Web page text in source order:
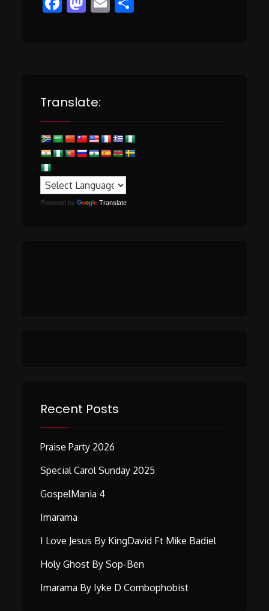
Translate:
Powered by Translate
Recent Posts
Praise Party 2026
Special Carol Sunday 2025
GospelMania 4
Imarama
I Love Jesus By KingDavid Ft Mike Badiel
Holy Ghost By Sop-Ben
Imarama By Iyke D Combophobist